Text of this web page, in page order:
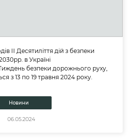
ІІ Десятиліття дій з безпеки
в Україні
безпеки дорожнього руху,
з 13 по 19 травня 2024 року.
Новини
06.05.2024